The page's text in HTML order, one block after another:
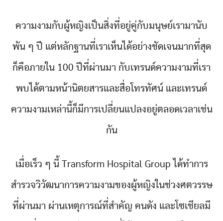
ความงามกับผู้หญิงเป็นสิ่งที่อยู่คู่กับมนุษย์เรามานับ
พัน ๆ ปี แต่หลักฐานที่เราเห็นได้อย่างชัดเจนมากที่สุด
ก็คือภายใน 100 ปีที่ผ่านมา กับเทรนด์ความงามที่เรา
พบได้ตามหน้านิตยสารและสื่อโทรทัศน์ และเทรนด์
ความงามเหล่านี้ก็มีการเปลี่ยนแปลงอยู่ตลอดเวลาเช่น
กัน
เมื่อเร็ว ๆ นี้ Transform Hospital Group ได้ทำการ
สำรวจวิวัฒนาการความงามของผู้หญิงในช่วงศตวรรษ
ที่ผ่านมา ผ่านเหตุการณ์ที่สำคัญ คนดัง และโซเชียลมี